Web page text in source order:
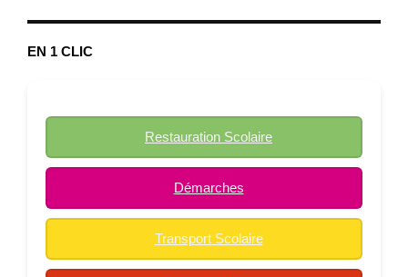
EN 1 CLIC
Restauration Scolaire
Démarches
Transport Scolaire